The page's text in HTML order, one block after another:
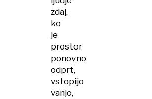
zdaj,
ko
je
prostor
ponovno
odprt,
vstopijo
vanjo,